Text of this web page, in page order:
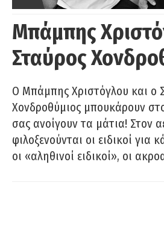
Μπάμπης
Σταύρος
O Μπάμπης Χριστόγλου και ο
Χονδροθύμιος μπουκάρουν
σας ανοίγουν τα μάτια! Στον
φιλοξενούνται οι ειδικοί για
οι «αληθινοί ειδικοί», οι